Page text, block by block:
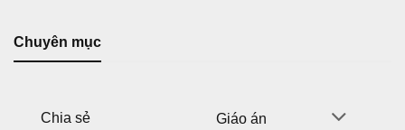
Chuyên mục
Chia sẻ Giáo án